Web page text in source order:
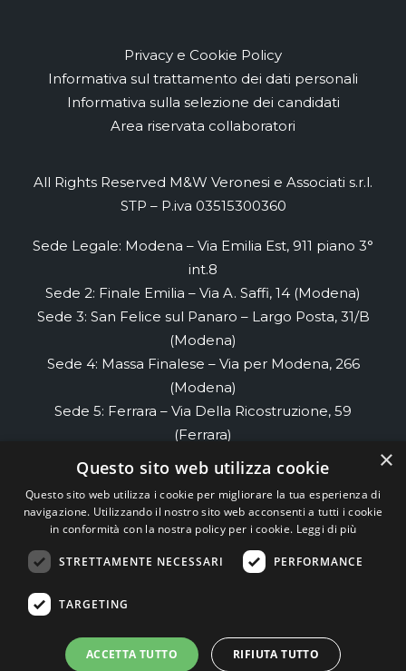
Privacy e Cookie Policy
Informativa sul trattamento dei dati personali
Informativa sulla selezione dei candidati
Area riservata collaboratori
All Rights Reserved M&W Veronesi e Associati s.r.l.
STP – P.iva 03515300360
Sede Legale: Modena – Via Emilia Est, 911 piano 3°
int.8
Sede 2: Finale Emilia – Via A. Saffi, 14 (Modena)
Sede 3: San Felice sul Panaro – Largo Posta, 31/B
(Modena)
Sede 4: Massa Finalese – Via per Modena, 266
(Modena)
Sede 5: Ferrara – Via Della Ricostruzione, 59
(Ferrara)
Sede 6: Renazzo- Via di Renazzo, 58 piano 2
Sede 7: Cento- Via Cesare Cremonino, 32
(Ferrara)
×
Questo sito web utilizza cookie
Questo sito web utilizza i cookie per migliorare la tua esperienza di
navigazione. Utilizzando il nostro sito web acconsenti a tutti i cookie
in conformità con la nostra policy per i cookie. Leggi di più
STRETTAMENTE NECESSARI PERFORMANCE
TARGETING
ACCETTA TUTTO RIFIUTA TUTTO